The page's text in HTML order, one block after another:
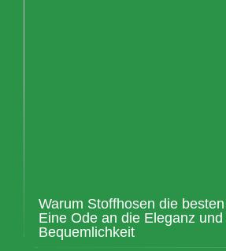
Warum Stoffhosen die
Eine Ode an die Eleganz und
Bequemlichkeit